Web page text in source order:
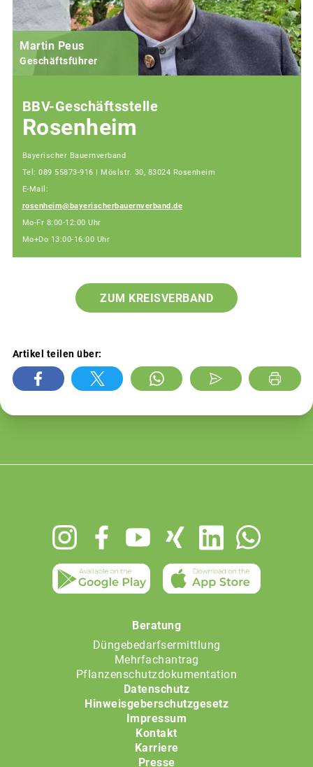
Martin Peus
Geschäftsführer
BBV-Geschäftsstelle
Rosenheim
Bayerischer Bauernverband
Tel: 089 55873-916 | Möslstr. 30, 83024 Rosenheim
E-Mail:
rosenheim@bayerischerbauernverband.de
Mo-Fr 8:00-12:00 Uhr
Mo+Do 13:00-16:00 Uhr
ZUM KREISVERBAND
Artikel teilen über:
Beratung
Düngebedarfsermittlung
Mehrfachantrag
Pflanzenschutzdokumentation
Datenschutz
Hinweisgeberschutzgesetz
Impressum
Kontakt
Karriere
Presse